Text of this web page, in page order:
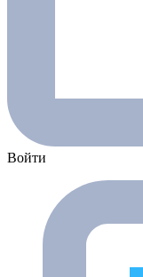
Войти